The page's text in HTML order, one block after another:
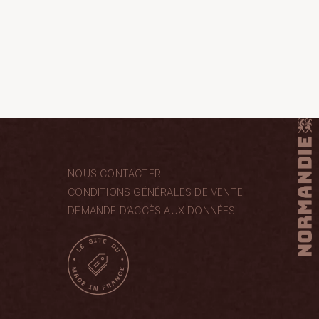
NOUS CONTACTER
CONDITIONS GÉNÉRALES DE VENTE
DEMANDE D’ACCÈS AUX DONNÉES